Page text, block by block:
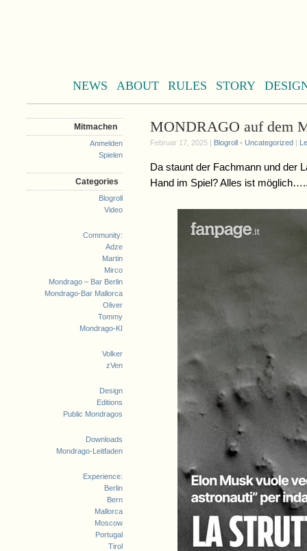
NEWS ABOUT RULES STORY
Mitmachen
Anmelden
Spielen
Categories
Blogroll
Video
Community:
Adze
Martin
Mirco
Mondrago – Bar Berlin
Mondrago-Bar Mallorca
Oliver
Tommy
Mondrago-KI
Volker
zVen
Design
Editions
Public Mondragos
Downloads
Mondrago-Leitfaden
Experience:
Berlin
Bern
Mallorca
Moscow
Portugal
Tirol
MONDRAGO auf dem
Februar 17, 2025 | Blogroll • Uncategorized |
Da staunt der Fachmann und der
Hand im Spiel? Alles ist